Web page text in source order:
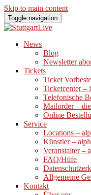
Skip to main content
Toggle navigation
News
Blog
Newsletter
Tickets
Ticket
Ticketcenter –
Telefonische
Mailorder –
Online
Service
Locations –
Künstler –
Veranstalter –
FAQ/Hilfe
Allgemeine
Kontakt